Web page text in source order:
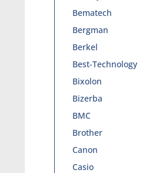
Bematech
Bergman
Berkel
Best-Technology
Bixolon
Bizerba
BMC
Brother
Canon
Casio